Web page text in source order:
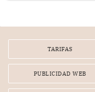
por la frustrada
TARIFAS
PUBLICIDAD WEB